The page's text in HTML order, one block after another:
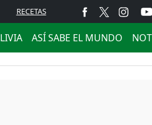
RECETAS
ASÍ SABE EL MUNDO